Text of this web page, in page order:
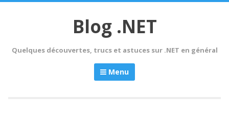
Blog .NET
Quelques découvertes, trucs et astuces sur .NET en général
Menu